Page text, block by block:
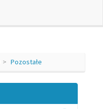
Pozostałe